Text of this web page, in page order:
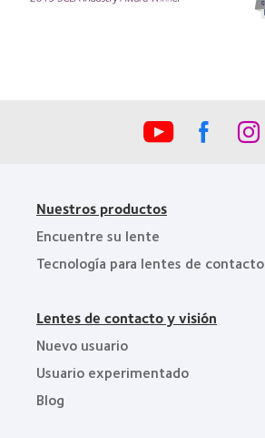
Nuestros productos
Encuentre su lente
Tecnología para lentes de contacto
Lentes de contacto y visión
Nuevo usuario
Usuario experimentado
Blog